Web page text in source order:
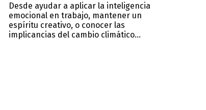
Desde ayudar a aplicar la inteligencia
emocional en trabajo, mantener un
espíritu creativo, o conocer las
implicancias del cambio climático...